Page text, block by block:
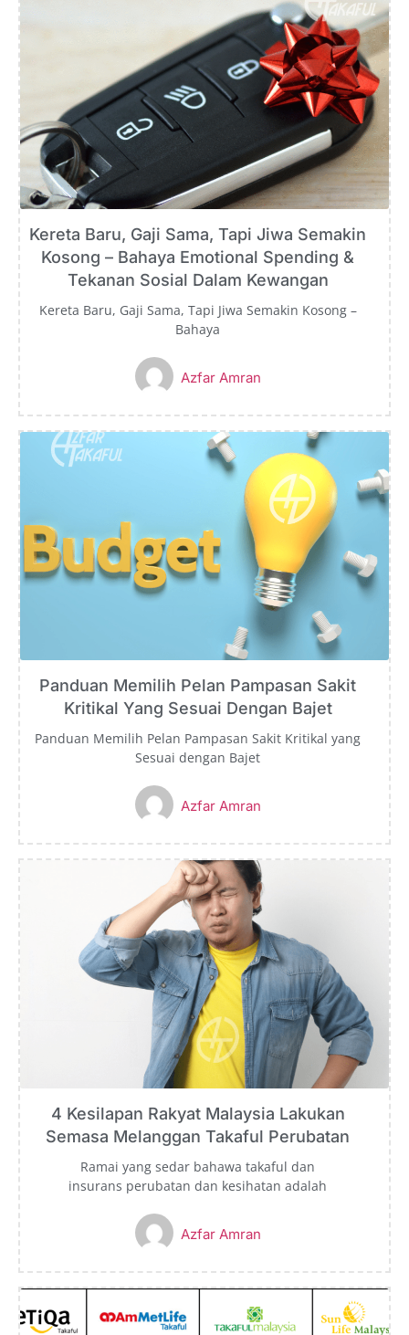
Kereta Baru, Gaji Sama, Tapi Jiwa Semakin
Kosong – Bahaya Emotional Spending &
Tekanan Sosial Dalam Kewangan
Kereta Baru, Gaji Sama, Tapi Jiwa Semakin Kosong –
Bahaya
Azfar Amran
Panduan Memilih Pelan Pampasan Sakit
Kritikal Yang Sesuai Dengan Bajet
Panduan Memilih Pelan Pampasan Sakit Kritikal yang
Sesuai dengan Bajet
Azfar Amran
4 Kesilapan Rakyat Malaysia Lakukan
Semasa Melanggan Takaful Perubatan
Ramai yang sedar bahawa takaful dan
insurans perubatan dan kesihatan adalah
Azfar Amran